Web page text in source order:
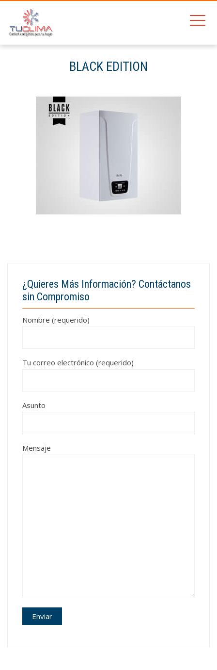
BLACK EDITION
¿Quieres Más Información? Contáctanos
sin Compromiso
Nombre (requerido)
Tu correo electrónico (requerido)
Asunto
Mensaje